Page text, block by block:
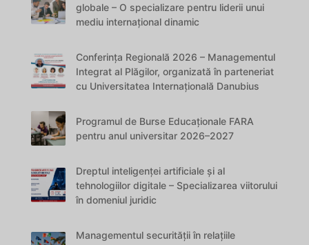
globale – O specializare pentru liderii unui
mediu internațional dinamic
Conferința Regională 2026 – Managementul
Integrat al Plăgilor, organizată în parteneriat
cu Universitatea Internațională Danubius
Programul de Burse Educaționale FARA
pentru anul universitar 2026–2027
Dreptul inteligenței artificiale și al
tehnologiilor digitale – Specializarea viitorului
în domeniul juridic
Managementul securității în relațiile